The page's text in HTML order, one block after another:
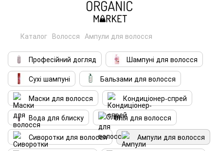
Каталог Волосся Ампули для волосся
Професійний догляд
Шампуні для волосся
Сухі шампуні
Бальзами для волосся
Маски для волосся
Кондиціонер-спрей
Вода для блиску
Олія для волосся
Сиворотки для волосся
Ампули для волосся